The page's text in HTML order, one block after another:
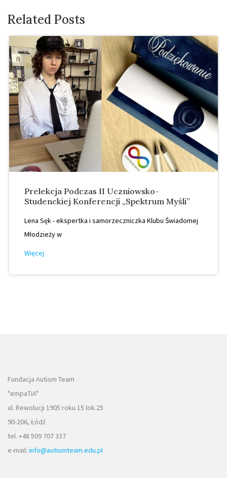
Related Posts
Prelekcja Podczas II Uczniowsko-
Studenckiej Konferencji „Spektrum Myśli”
Lena Sęk - ekspertka i samorzeczniczka Klubu Świadomej
Młodzieży w
Więcej
Fundacja Autism Team
"empaTiA"
ul. Rewolucji 1905 roku 15 lok.25
90-206, Łódź
tel. +48 509 707 337
e-mail: info@autismteam.edu.pl